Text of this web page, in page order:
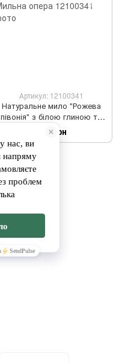
Артикул: 12100341
Натуральне мило "Рожева
півонія" з білою глиною та
олією Ши ТМ Мильна опера
120 грн